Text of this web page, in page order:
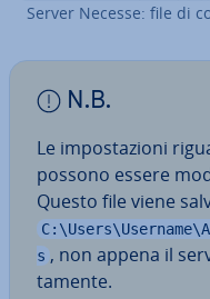
Server Necesse: file di
N.B.
Le im­po­sta­zio­ni
possono essere
Questo file viene
s , non appena il
ta­men­te.